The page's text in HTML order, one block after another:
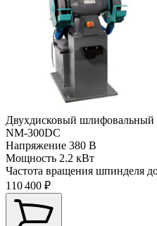
Двухдисковый шлифовальный
NM-300DC
Напряжение 380 В
Мощность 2.2 кВт
Частота вращения шпинделя
110 400 ₽